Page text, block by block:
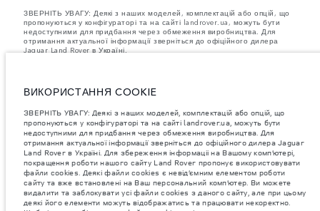
ЗВЕРНІТЬ УВАГУ: Деякі з наших моделей, комплектацій або опцій, що
пропонуються у конфігураторі та на сайті landrover.ua, можуть бути
недоступними для придбання через обмеження виробництва. Для
отримання актуальної інформації зверніться до офіційного дилера
Jaguar Land Rover в Україні.
доступність опцій і терміни виготовлення автомобілів. Це дуже
динамічна ситуація, і, як наслідок, зображення, які зараз
поточні специфікації, опції, варіанти оздоблення та кольорові рішення.
Будь ласка, зв'яжіться з офіційним дилером для отримання детальної
інформації.
Jaguar Land Rover Limited постійно шукає шляхи поліпшити технічні
характеристики, дизайн і виробництво своїх автомобілів, деталей та
аксесуарів, зміни відбуваються постійно, і ми залишаємо за собою
право вносити зміни без попереднього повідомлення. Деякі функції
можуть відрізнятися від додаткових до стандартних для різних років
моделі. Інформація, технічні характеристики, двигуни і кольори на
цьому веб-сайті базуються на європейській специфікації і можуть
ВИКОРИСТАННЯ COOKIE
ЗВЕРНІТЬ УВАГУ: Деякі з наших моделей, комплектацій або опцій, що
пропонуються у конфігураторі та на сайті landrover.ua, можуть бути
недоступними для придбання через обмеження виробництва. Для
отримання актуальної інформації зверніться до офіційного дилера Jaguar
Land Rover в Україні. Для збереження інформаціі на Вашому комп’ютері,
покращення роботи нашого сайту Land Rover пропонує використовувати
файли cookies. Деякі файли cookies є невід’ємним елементом роботи
сайту та вже встановлені на Ваш персональний комп’ютер. Ви можете
видалити та заблокувати усі файли cookies з даного сайту, але при цьому
деякі його елементи можуть відображатись та працювати некоректно.